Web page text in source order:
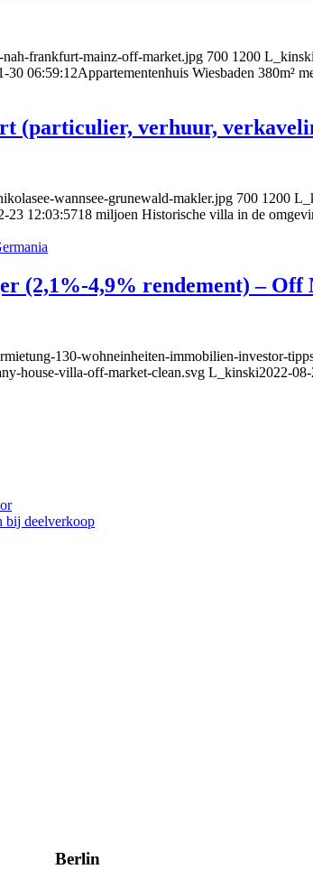
nah-frankfurt-mainz-off-market.jpg 700 1200 L_kinski
30 06:59:12Appartementenhuis Wiesbaden 380m²
(particulier, verhuur,
wannsee-grunewald-makler.jpg 700 1200
23 12:03:5718 miljoen Historische villa in de
(2,1%-4,9% rendement) –
130-wohneinheiten-immobilien-investor-
house-villa-off-market-clean.svg L_kinski2022-
bij deelverkoop
Berlin